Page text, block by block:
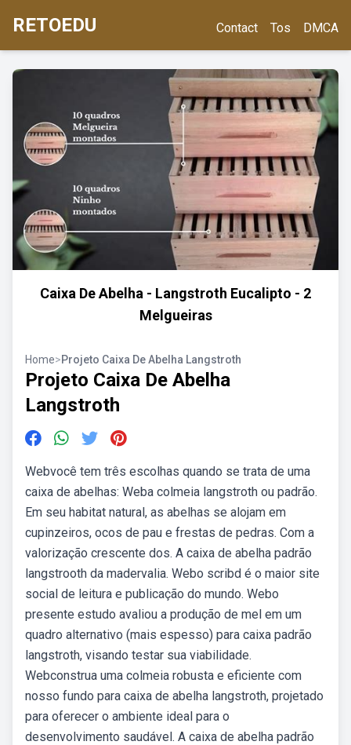
RETOEDU Contact Tos DMCA
Caixa De Abelha - Langstroth Eucalipto - 2
Melgueiras
Home>Projeto Caixa De Abelha Langstroth
Projeto Caixa De Abelha
Langstroth
Webvocê tem três escolhas quando se trata de uma
caixa de abelhas: Weba colmeia langstroth ou padrão.
Em seu habitat natural, as abelhas se alojam em
cupinzeiros, ocos de pau e frestas de pedras. Com a
valorização crescente dos. A caixa de abelha padrão
langstrooth da madervalia. Webo scribd é o maior site
social de leitura e publicação do mundo. Webo
presente estudo avaliou a produção de mel em um
quadro alternativo (mais espesso) para caixa padrão
langstroth, visando testar sua viabilidade.
Webconstrua uma colmeia robusta e eficiente com
nosso fundo para caixa de abelha langstroth, projetado
para oferecer o ambiente ideal para o
desenvolvimento saudável. A caixa de abelha padrão